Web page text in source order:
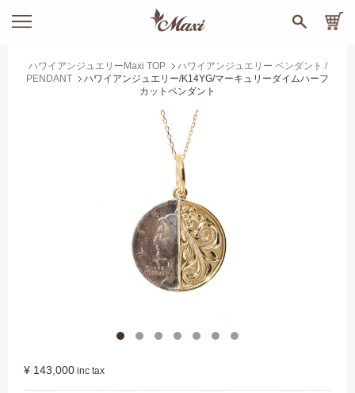
ハワイアンジュエリーMaxi TOP
ハワイアンジュエリー ペンダント /
PENDANT
ハワイアンジュエリー/K14YG/マーキュリーダイムハーフ
カットペンダント
¥ 143,000